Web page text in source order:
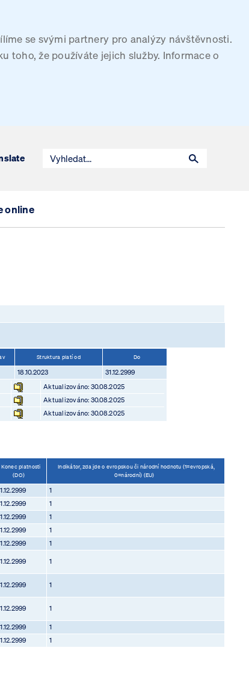
se svými partnery pro analýzy návštěvnosti.
toho, že používáte jejich služby. Informace o
online
Struktura platí od Do
18.10.2023
31.12.2999
Aktualizováno: 30.08.2025
Aktualizováno: 30.08.2025
Aktualizováno: 30.08.2025
Konec platnosti
(DO)
Indikátor, zda jde o evropskou či národní hodnotu (1=evropská,
0=národní) (EU)
1
1
1
1
1
1
1
1
1
1